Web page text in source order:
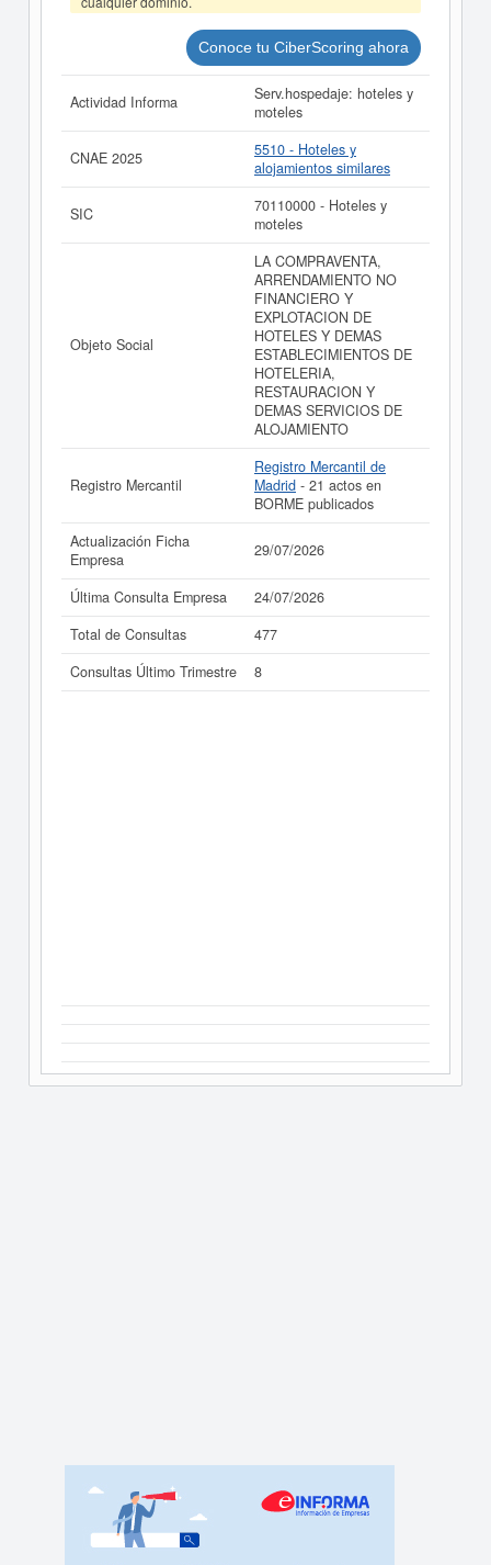
100.000 EMPRESAS. Este distintivo se otorga a las
principales empresas españolas por volumen de
facturación.
La última actualización del informe de empresa se ha
realizado el 29/07/2026.
Conoce tu CiberScoring ahora
Actividad Informa
Serv.hospedaje: hoteles y
moteles
CNAE 2025
5510 - Hoteles y
alojamientos similares
SIC
70110000 - Hoteles y
moteles
Objeto Social
LA COMPRAVENTA,
ARRENDAMIENTO NO
FINANCIERO Y
EXPLOTACION DE
HOTELES Y DEMAS
ESTABLECIMIENTOS DE
HOTELERIA,
RESTAURACION Y
DEMAS SERVICIOS DE
ALOJAMIENTO
Registro Mercantil
Registro Mercantil de
Madrid - 21 actos en
BORME publicados
Actualización Ficha
Empresa
29/07/2026
Última Consulta Empresa
24/07/2026
Total de Consultas
477
Consultas Último Trimestre
8